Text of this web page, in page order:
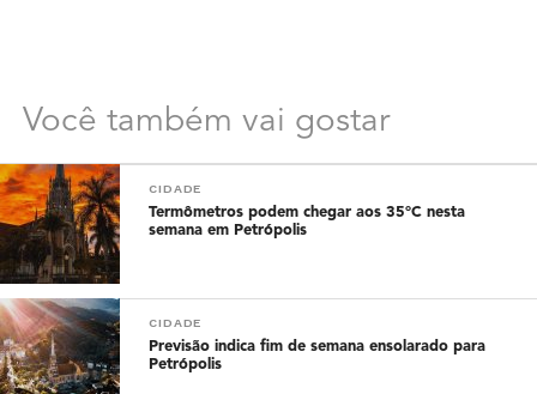
Você também vai gostar
CIDADE
Termômetros podem chegar aos 35°C nesta
semana em Petrópolis
CIDADE
Previsão indica fim de semana ensolarado para
Petrópolis